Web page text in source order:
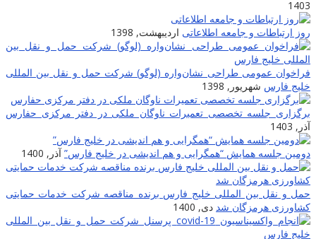
ارتباطات و جامعه اطلاعاتى اردیبهشت, 1398
عمومی طراحی نشان‌واره (لوگو) شرکت حمل و نقل بین المللی
فارس شهریور, 1398
جلسه تخصصی تعمیرات ناوگان ملکی در دفتر مرکزی حفارس
1403
جلسه همایش “همگرایی و هم اندیشی در خلیج فارس” آذر, 1400
و نقل بین المللی خلیج فارس برنده مناقصه شرکت خدمات حمایتی
هرمزگان شد دی, 1400